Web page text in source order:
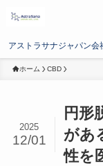
アストラサナジャパン会
ホーム CBD
円形
があ
性を
2025
12/01